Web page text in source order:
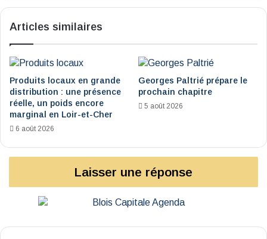
Articles similaires
Produits locaux en grande
distribution : une présence
réelle, un poids encore
marginal en Loir-et-Cher
6 août 2026
Georges Paltrié prépare le
prochain chapitre
5 août 2026
Laisser une réponse